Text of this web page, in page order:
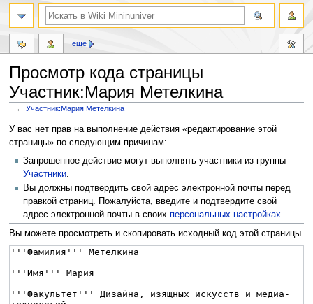
Просмотр кода страницы
Участник:Мария Метелкина
←Участник:Мария Метелкина
Перейти
к
навигации
Перейти
к
поиску
У вас нет прав на выполнение действия «редактирование этой
страницы» по следующим причинам:
Запрошенное действие могут выполнять участники из группы
Участники
Вы должны подтвердить свой адрес электронной почты перед
правкой страниц. Пожалуйста, введите и подтвердите свой
адрес электронной почты в своих персональных настройках
Вы можете просмотреть и скопировать исходный код этой страницы.
ещё